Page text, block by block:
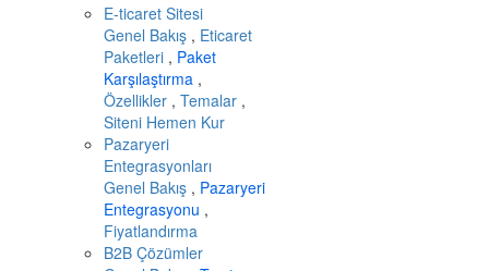
E-ticaret Sitesi
Genel Bakış , Eticaret
Paketleri , Paket
Karşılaştırma ,
Özellikler , Temalar ,
Siteni Hemen Kur
Pazaryeri
Entegrasyonları
Genel Bakış , Pazaryeri
Entegrasyonu ,
Fiyatlandırma
B2B Çözümler